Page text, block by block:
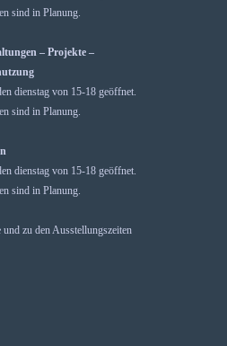
sind in Planung.
– Projekte –
dienstag von 15-18 geöffnet.
sind in Planung.
dienstag von 15-18 geöffnet.
sind in Planung.
zu den Ausstellungszeiten